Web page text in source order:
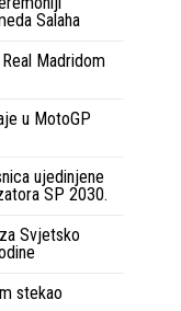
Salaha
Madridom
u MotoGP
ujedinjene
SP 2030.
Svjetsko
stekao